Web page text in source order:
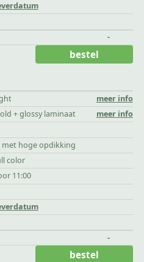
-
meer info
+ glossy laminaat
meer info
hoge opdikking
color
11:00
bestel
-
bestel